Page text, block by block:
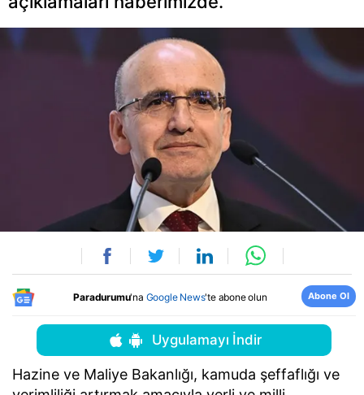
Paradurumu'na Google News'te abone olun Abone Ol
Uygulamayı İndir
Hazine ve Maliye Bakanlığı, kamuda şeffaflığı ve